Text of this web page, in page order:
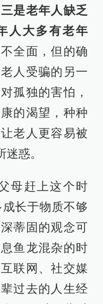
是老年人缺乏
人大多有老年
全面，但的确
人受骗的另一
孤独的害怕，
的渴望，种种
老人更容易被
惑。
母赶上这个时
长于物质不够
蒂固的观念可
鱼龙混杂的时
联网、社交媒
过去的人生经